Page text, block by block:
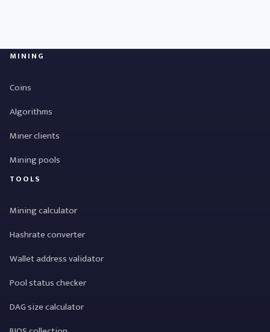
MINING
Coins
Algorithms
Miner clients
Mining pools
TOOLS
Mining calculator
Hashrate converter
Wallet address validator
Pool status checker
DAG size calculator